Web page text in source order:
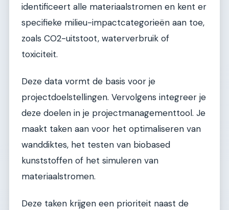
identificeert alle materiaalstromen en kent er
specifieke milieu-impactcategorieën aan toe,
zoals CO2-uitstoot, waterverbruik of
toxiciteit.
Deze data vormt de basis voor je
projectdoelstellingen. Vervolgens integreer je
deze doelen in je projectmanagementtool. Je
maakt taken aan voor het optimaliseren van
wanddiktes, het testen van biobased
kunststoffen of het simuleren van
materiaalstromen.
Deze taken krijgen een prioriteit naast de